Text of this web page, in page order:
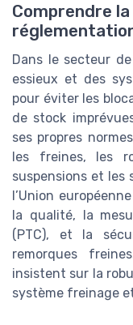
Comprendre
Dans le secteur
essieux et des
pour éviter les
de stock
ses propres
les freines, les
suspensions et les
l’Union
la qualité, la
(PTC), et la
remorques
insistent sur la
système freinage